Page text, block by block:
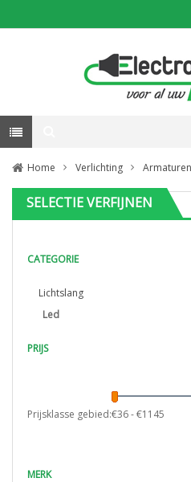
Home Verlichting Armaturen
SELECTIE VERFIJNEN
CATEGORIE
Lichtslang
Led
PRIJS
Prijsklasse gebied:€36- €1145
MERK